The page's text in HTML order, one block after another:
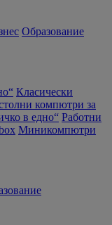
Образование
Класически
компютри за
в едно“ Работни
Миникомпютри